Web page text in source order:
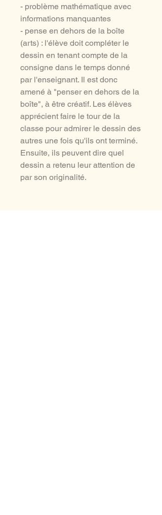
- problème mathématique avec
informations manquantes
- pense en dehors de la boîte
(arts) : l'élève doit compléter le
dessin en tenant compte de la
consigne dans le temps donné
par l'enseignant. Il est donc
amené à "penser en dehors de la
boîte", à être créatif. Les élèves
apprécient faire le tour de la
classe pour admirer le dessin des
autres une fois qu'ils ont terminé.
Ensuite, ils peuvent dire quel
dessin a retenu leur attention de
par son originalité.